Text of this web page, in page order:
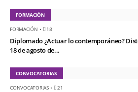
FORMACIÓN
FORMACIÓN • 18
Diplomado ¿Actuar lo contemporáneo?
18 de agosto de...
CONVOCATORIAS
CONVOCATORIAS• 21